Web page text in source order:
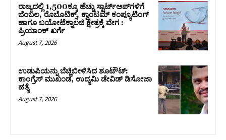
ರಾಜ್ಯದಲ್ಲಿ 1,500ಕ್ಕೂ ಹೆಚ್ಚು ಸ್ಟಾರ್ಟ್‌ಅಪ್‌ಗಳಿಗೆ
ಬೆಂಬಲ, ರೊಬೊಟಿಕ್ಸ್, ಕ್ವಾಂಟಮ್ ಕಂಪ್ಯೂಟಿಂಗ್
ಹಾಗೂ ಬಯೋಟೆಕ್ನಾಲಜಿ ಕ್ಷೇತ್ರಕ್ಕೆ ವೇಗ :
ಪ್ರಿಯಾಂಕ್‌ ಖರ್ಗೆ
August 7, 2026
ಉಡುಪಿಯನ್ನು ಬೆಚ್ಚಿಬೀಳಿಸಿದ ಶೂಟೌಟ್‌:
ಕಾಂಗ್ರೆಸ್‌ ಮುಖಂಡ, ಉದ್ಯಮಿ ಡೇವಿಡ್ ಡಿಸೋಜಾ
ಹತ್ಯೆ
August 7, 2026